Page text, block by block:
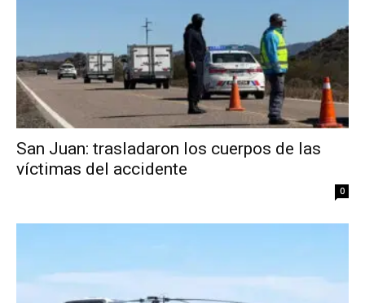
San Juan: trasladaron los cuerpos de las
víctimas del accidente
0